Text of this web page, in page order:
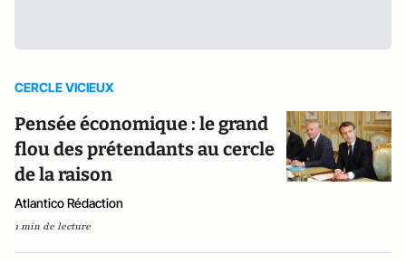
CERCLE VICIEUX
Pensée économique : le grand
flou des prétendants au cercle
de la raison
Atlantico Rédaction
1 min de lecture